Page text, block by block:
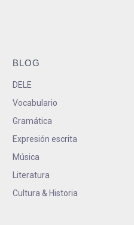
BLOG
DELE
Vocabulario
Gramática
Expresión escrita
Música
Literatura
Cultura & Historia